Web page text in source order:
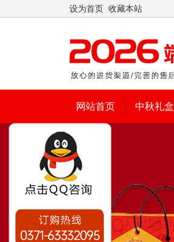
设为首页 收藏本站
网站首页 中秋礼盒